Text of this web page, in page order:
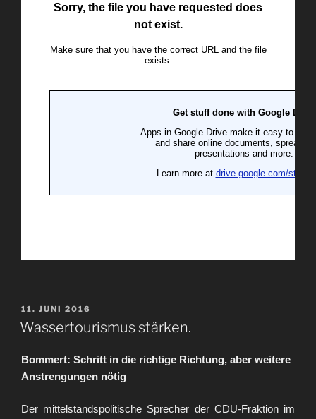
VERÖFFENTLICHT
AM
11. JUNI 2016
Wassertourismus stärken.
Bommert: Schritt in die richtige Richtung, aber weitere
Anstrengungen nötig
Der mittelstandspolitische Sprecher der CDU-Fraktion im